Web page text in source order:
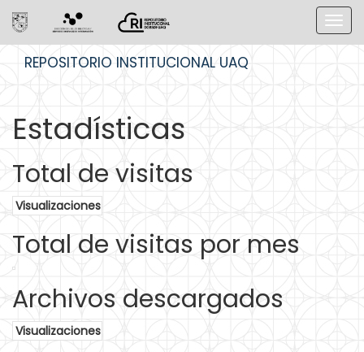
REPOSITORIO INSTITUCIONAL UAQ
Estadísticas
Total de visitas
Visualizaciones
Total de visitas por mes
Archivos descargados
Visualizaciones